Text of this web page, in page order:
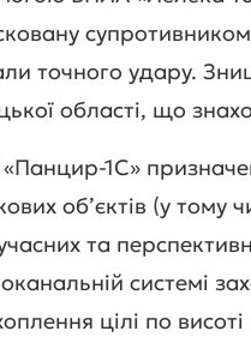
точного удару.
області, що
1С»
об’єктів (у тому
та
системі
цілі по